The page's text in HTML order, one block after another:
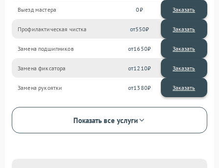
Выезд мастера 0 Заказать
Профилактическая чистка 550
Замена подшипников 1650
Замена фиксатора 1210
Замена рукоятки 1380
Показать все услуги